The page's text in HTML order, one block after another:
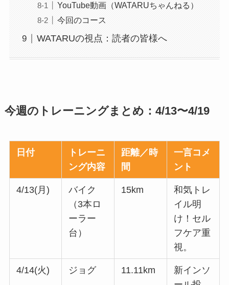
YouTube動画（WATARUちゃんねる）
今回のコース
WATARUの視点：読者の皆様へ
今週のトレーニングまとめ：4/13〜4/19
日付
トレーニ
ング内容
距離／時
間
一言コメ
ント
4/13(月)
バイク
（3本ロ
ーラー
台）
15km
和気トレ
イル明
け！セル
フケア重
視。
4/14(火) ジョグ 11.11km
新インソ